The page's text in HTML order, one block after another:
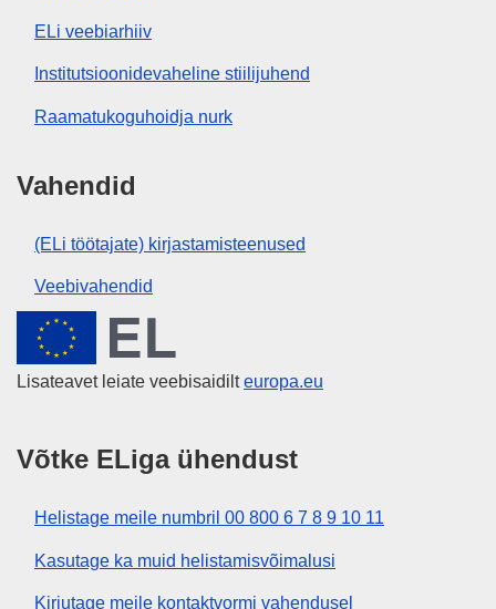
ELi veebiarhiiv
Institutsioonidevaheline stiilijuhend
Raamatukoguhoidja nurk
Vahendid
(ELi töötajate) kirjastamisteenused
Veebivahendid
Euroopa Liit
Lisateavet leiate veebisaidilteuropa.eu
Võtke ELiga ühendust
Helistage meile numbril 00 800 6 7 8 9 10 11
Kasutage ka muid helistamisvõimalusi
Kirjutage meile kontaktvormi vahendusel